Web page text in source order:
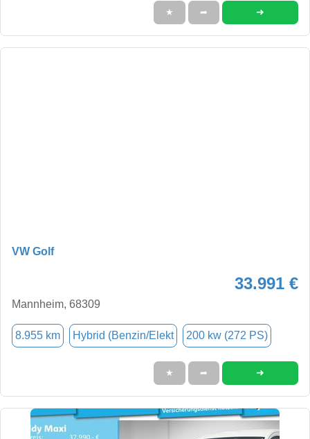
★ ➦ ➜
VW Golf
33.991 €
Mannheim, 68309
8.955 km Hybrid (Benzin/Elekt 200 kw (272 PS)
★ ➦ ➜